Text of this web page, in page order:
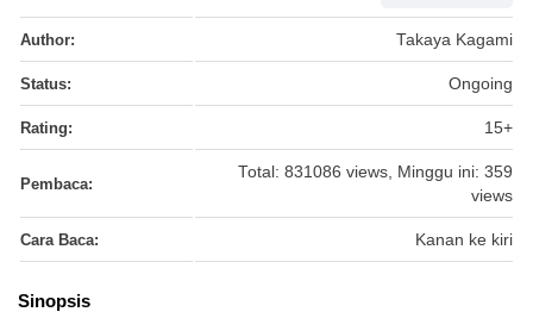
Author: Takaya Kagami
Status: Ongoing
Rating: 15+
Pembaca:
Total: 831086 views, Minggu ini: 359
views
Cara Baca: Kanan ke kiri
Sinopsis